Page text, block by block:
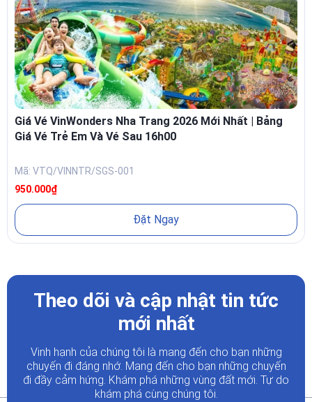
Giá Vé VinWonders Nha Trang 2026 Mới Nhất | Bảng
Giá Vé Trẻ Em Và Vé Sau 16h00
Mã: VTQ/VINNTR/SGS-001
950.000₫
Đặt Ngay
Theo dõi và cập nhật tin tức
mới nhất
Vinh hạnh của chúng tôi là mang đến cho bạn những
chuyến đi đáng nhớ. Mang đến cho bạn những chuyến
đi đầy cảm hứng. Khám phá những vùng đất mới. Tự do
khám phá cùng chúng tôi.